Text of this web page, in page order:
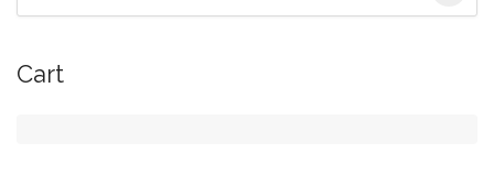
Cart